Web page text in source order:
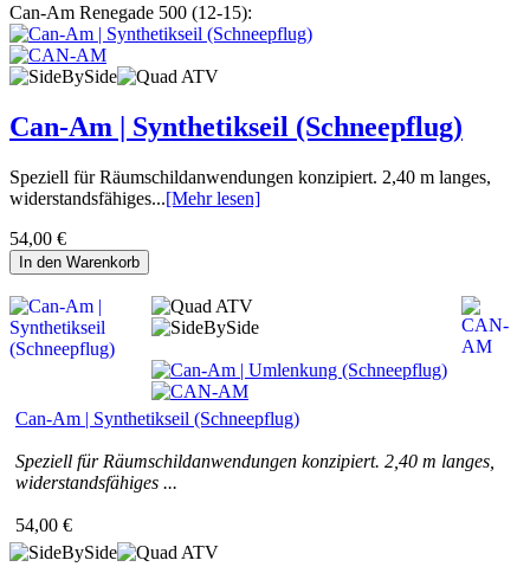
Can-Am Renegade 500 (12-15):
Can-Am | Synthetikseil (Schneepflug)
Speziell für Räumschildanwendungen konzipiert. 2,40 m langes,
widerstandsfähiges...[Mehr lesen]
54,00 €
In den Warenkorb
Can-Am | Synthetikseil (Schneepflug)
Speziell für Räumschildanwendungen konzipiert. 2,40 m langes,
widerstandsfähiges ...
54,00 €